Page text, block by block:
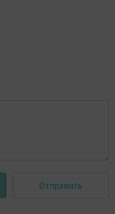
Отправить